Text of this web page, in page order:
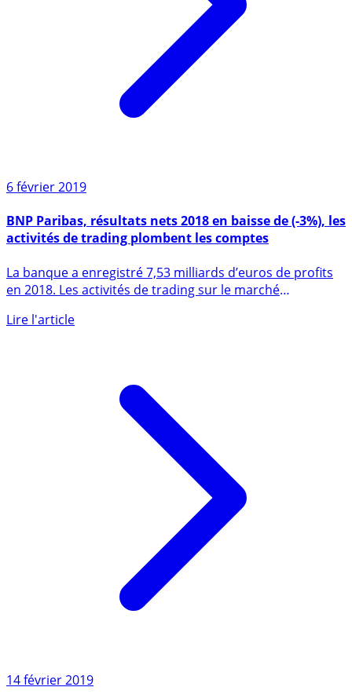
6 février 2019
activités de trading plombent les comptes
en 2018. Les activités de trading sur le marché